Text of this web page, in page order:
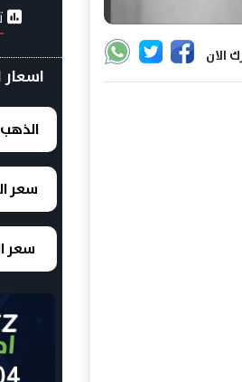
الان
اسعار
الذهب
سعر
سعر